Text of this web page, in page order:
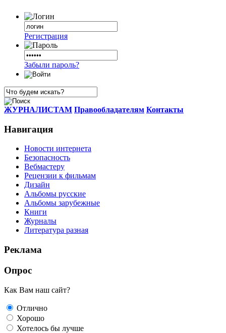
Регистрация
Забыли пароль?
ЖУРНАЛИСТАМ Правообладателям Контакты
Навигация
Новости интернета
Безопасность
Вебмастеру
Рецензии к фильмам
Дизайн
Альбомы русские
Альбомы зарубежные
Книги
Журналы
Литература разная
Реклама
Опрос
Как Вам наш сайт?
Отлично
Хорошо
Хотелось бы лучше